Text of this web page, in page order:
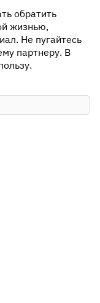
обратить
жизнью,
Не пугайтесь
партнеру. В